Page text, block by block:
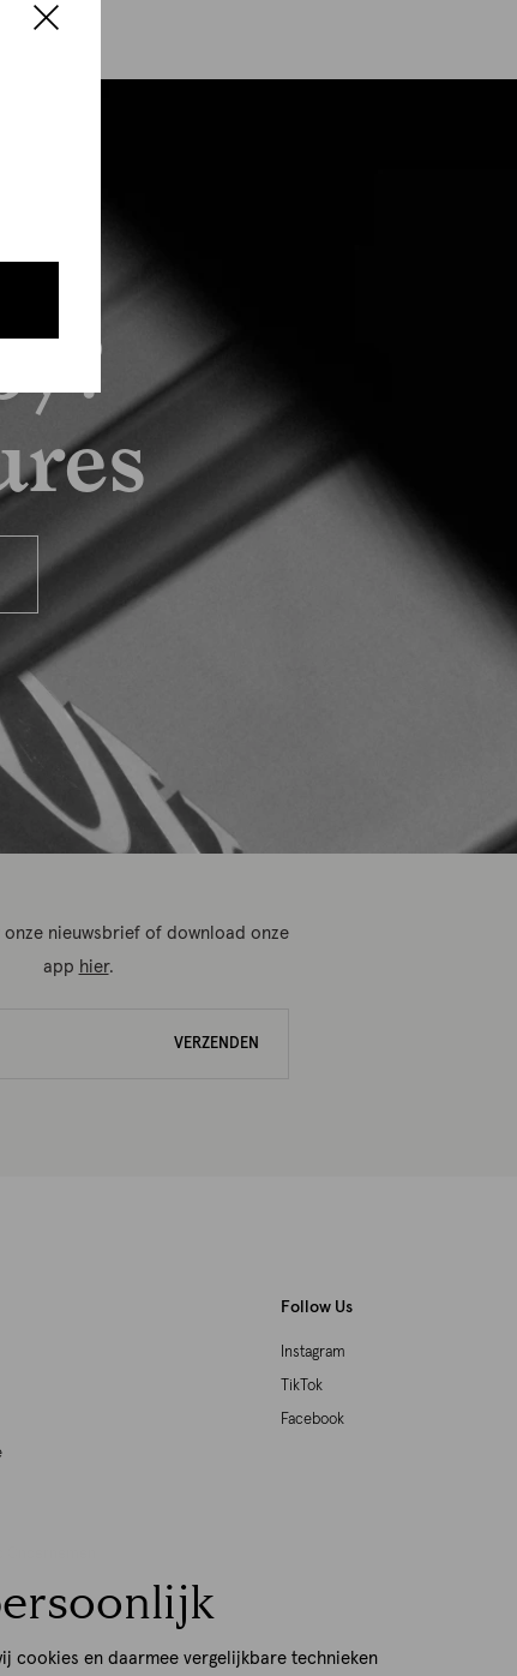
cookies en daarmee vergelijkbare technieken
nieuwsbrief of download onze
app hier.
VERZENDEN
Follow Us
Instagram
TikTok
Facebook